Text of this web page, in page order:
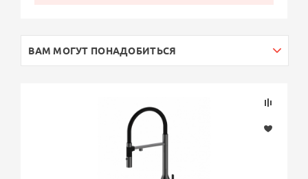
ВАМ МОГУТ ПОНАДОБИТЬСЯ